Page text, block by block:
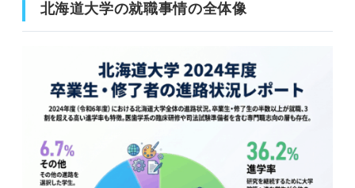
北海道大学の就職事情の全体像
北海道大学の就職事情の全体像
学部別の就職先
文系学部